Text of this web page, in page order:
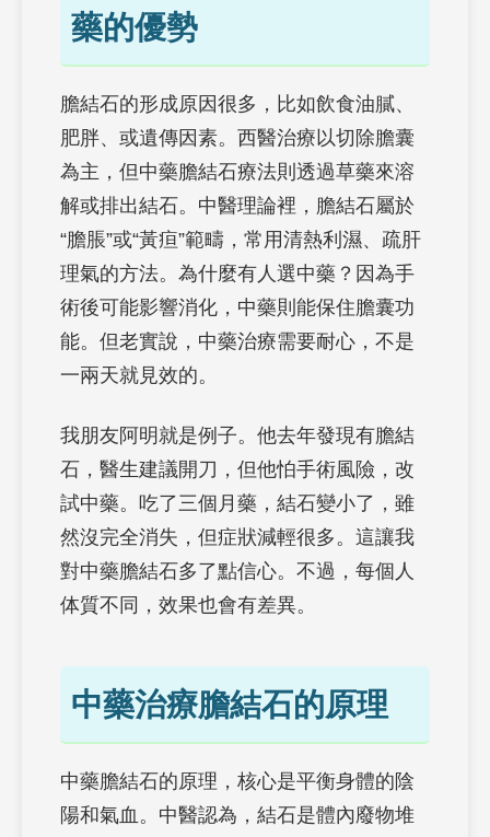
藥的優勢
膽結石的形成原因很多，比如飲食油膩、
肥胖、或遺傳因素。西醫治療以切除膽囊
為主，但中藥膽結石療法則透過草藥來溶
解或排出結石。中醫理論裡，膽結石屬於
“膽脹”或“黃疸”範疇，常用清熱利濕、疏肝
理氣的方法。為什麼有人選中藥？因為手
術後可能影響消化，中藥則能保住膽囊功
能。但老實說，中藥治療需要耐心，不是
一兩天就見效的。
我朋友阿明就是例子。他去年發現有膽結
石，醫生建議開刀，但他怕手術風險，改
試中藥。吃了三個月藥，結石變小了，雖
然沒完全消失，但症狀減輕很多。這讓我
對中藥膽結石多了點信心。不過，每個人
体質不同，效果也會有差異。
中藥治療膽結石的原理
中藥膽結石的原理，核心是平衡身體的陰
陽和氣血。中醫認為，結石是體內廢物堆